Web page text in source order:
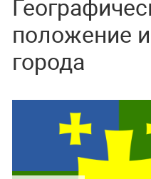
положение
города